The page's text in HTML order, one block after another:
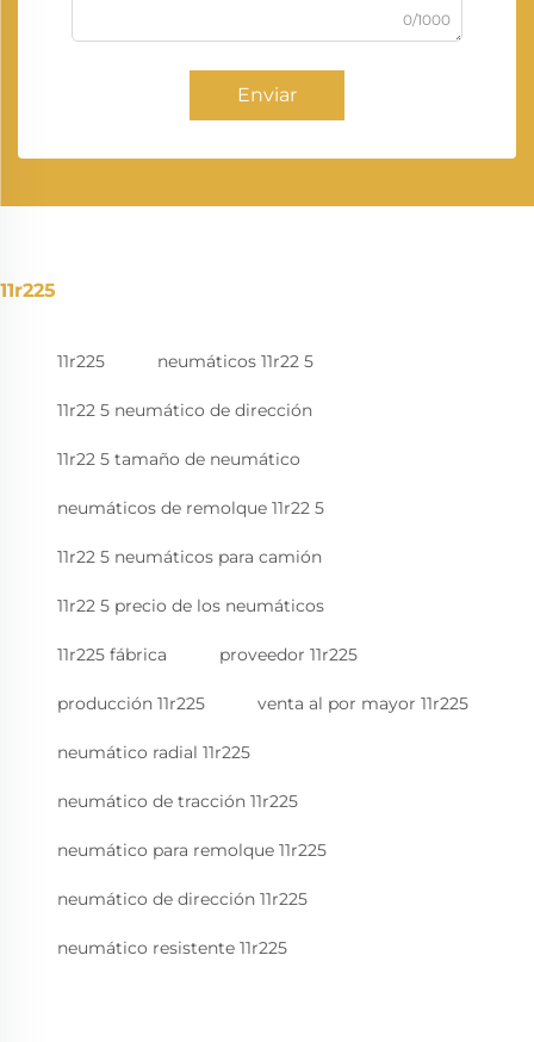
0/1000
Enviar
11r225
11r225 neumáticos 11r22 5
11r22 5 neumático de dirección
11r22 5 tamaño de neumático
neumáticos de remolque 11r22 5
11r22 5 neumáticos para camión
11r22 5 precio de los neumáticos
11r225 fábrica proveedor 11r225
producción 11r225 venta al por mayor 11r225
neumático radial 11r225
neumático de tracción 11r225
neumático para remolque 11r225
neumático de dirección 11r225
neumático resistente 11r225